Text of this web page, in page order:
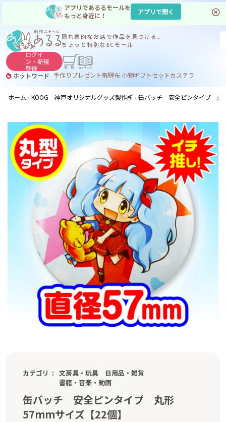
アプリであるるモールを
もっと身近に！
アプリで開く
隠れ家的なお店で作品を見つける、
ちょっと特別なECモール
ログイ
ン・新規
登録
ホットワード 手作りプレゼント飛騨布 小物ギフトセットカステラ
サヌカイト コーヒー
ジンギスカン
ホーム
KOOG 神戸オリジナルグッズ製作所 缶バッチ 安全ピンタイプ 丸
カテゴリ 文房具・玩具
日用品・雑貨
書籍・音楽・動画
缶バッチ 安全ピンタイプ 丸形
57mmサイズ【22個】